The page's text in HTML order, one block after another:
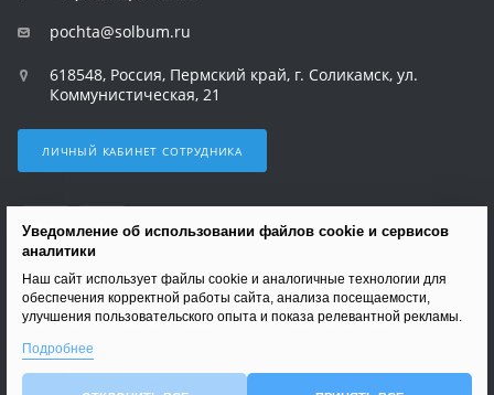
pochta@solbum.ru
618548, Россия, Пермский край, г. Соликамск, ул.
Коммунистическая, 21
ЛИЧНЫЙ КАБИНЕТ СОТРУДНИКА
ВЕРСИЯ ДЛЯ ПЕЧАТИ
ПОЛИТИКА В ОТНОШЕНИИ ОБРАБОТКИ ПЕРСОНАЛЬНЫХ ДАННЫХ
© 2026 Все права защищены.
Уведомление об использовании файлов cookie и сервисов
аналитики
Наш сайт использует файлы cookie и аналогичные технологии для
обеспечения корректной работы сайта, анализа посещаемости,
улучшения пользовательского опыта и показа релевантной рекламы.
Подробнее